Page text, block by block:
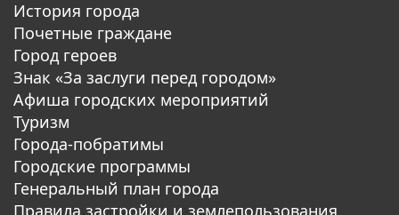
История города
Почетные граждане
Город героев
Знак «За заслуги перед городом»
Афиша городских мероприятий
Туризм
Города-побратимы
Городские программы
Генеральный план города
Правила застройки и землепользования